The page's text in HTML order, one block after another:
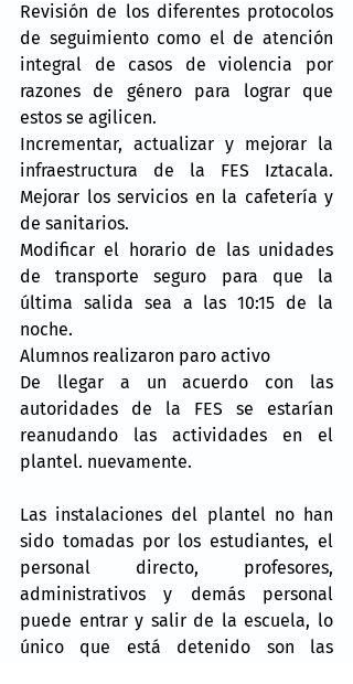
Revisión de los diferentes protocolos
de seguimiento como el de atención
integral de casos de violencia por
razones de género para lograr que
estos se agilicen.
Incrementar, actualizar y mejorar la
infraestructura de la FES Iztacala.
Mejorar los servicios en la cafetería y
de sanitarios.
Modificar el horario de las unidades
de transporte seguro para que la
última salida sea a las 10:15 de la
noche.
Alumnos realizaron paro activo
De llegar a un acuerdo con las
autoridades de la FES se estarían
reanudando las actividades en el
plantel. nuevamente.
Las instalaciones del plantel no han
sido tomadas por los estudiantes, el
personal directo, profesores,
administrativos y demás personal
puede entrar y salir de la escuela, lo
único que está detenido son las